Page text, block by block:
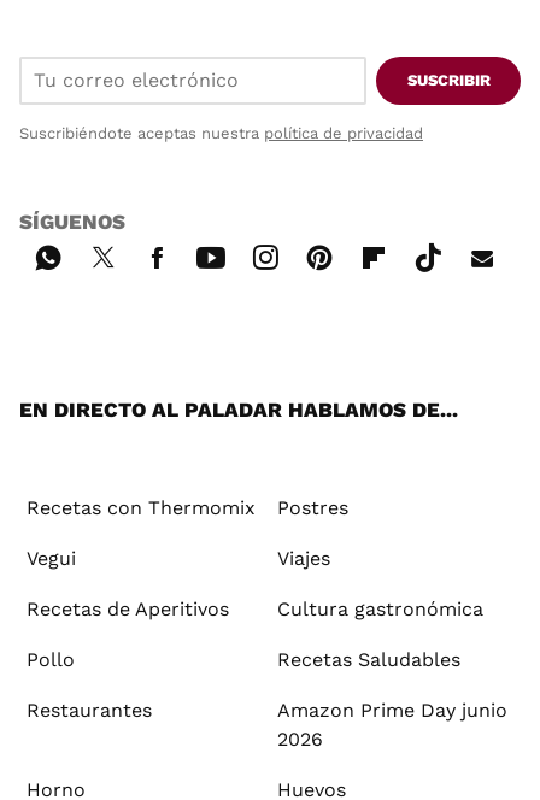
SUSCRIBIR
Suscribiéndote aceptas nuestra política de privacidad
SÍGUENOS
EN DIRECTO AL PALADAR HABLAMOS DE...
Recetas con Thermomix Postres
Vegui Viajes
Recetas de Aperitivos Cultura gastronómica
Pollo Recetas Saludables
Restaurantes
Amazon Prime Day junio
2026
Horno Huevos